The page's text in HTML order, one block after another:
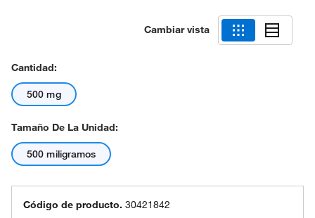
Cambiar vista
Cantidad:
500 mg
Tamaño De La Unidad:
500 miligramos
Código de producto. 30421842